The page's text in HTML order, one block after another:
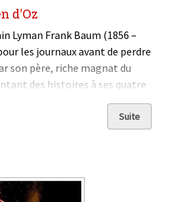
d'Oz
Lyman Frank Baum (1856 –
les journaux avant de perdre
son père, riche magnat du
des histoires à ses quatre
dormir, qu'il développa une
Suite